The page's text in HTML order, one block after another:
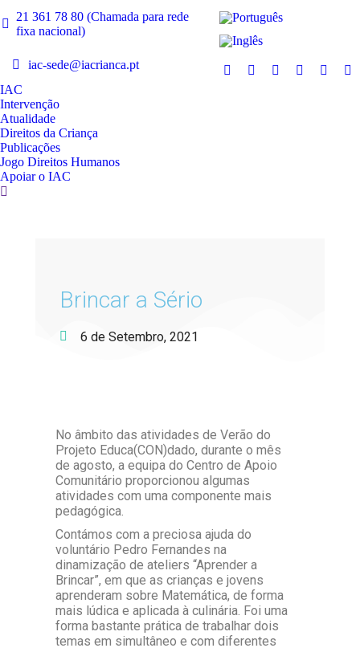
21 361 78 80 (Chamada para rede
fixa nacional)
iac-sede@iacrianca.pt
IAC
Intervenção
Atualidade
Direitos da Criança
Publicações
Jogo Direitos Humanos
Apoiar o IAC
Brincar a Sério
6 de Setembro, 2021
No âmbito das atividades de Verão do
Projeto Educa(CON)dado, durante o mês
de agosto, a equipa do Centro de Apoio
Comunitário proporcionou algumas
atividades com uma componente mais
pedagógica.
Contámos com a preciosa ajuda do
voluntário Pedro Fernandes na
dinamização de ateliers “Aprender a
Brincar”, em que as crianças e jovens
aprenderam sobre Matemática, de forma
mais lúdica e aplicada à culinária. Foi uma
forma bastante prática de trabalhar dois
temas em simultâneo e com diferentes